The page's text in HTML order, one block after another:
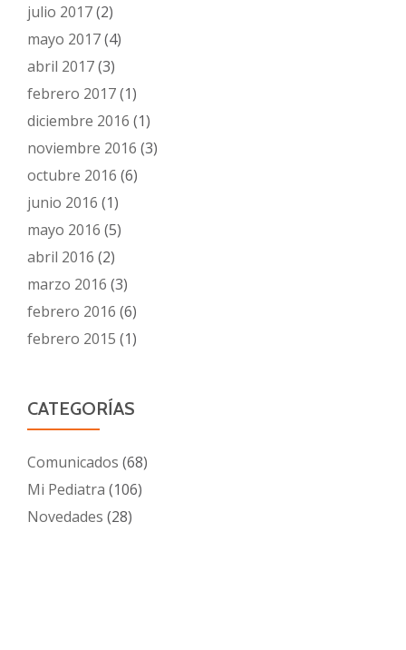
julio 2017(2)
mayo 2017(4)
abril 2017(3)
febrero 2017(1)
diciembre 2016 (1)
noviembre 2016 (3)
octubre 2016 (6)
junio 2016 (1)
mayo 2016 (5)
abril 2016 (2)
marzo 2016 (3)
febrero 2016 (6)
febrero 2015 (1)
CATEGORÍAS
Comunicados (68)
Mi Pediatra (106)
Novedades (28)